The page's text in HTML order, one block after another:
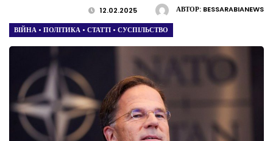
АВТОР: BESSARABIANEWS
12.02.2025
ВІЙНА • ПОЛІТИКА • СТАТТІ • СУСПІЛЬСТВО